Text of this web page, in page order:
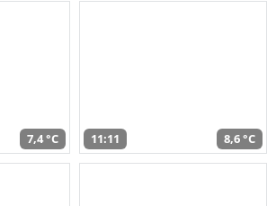
7,4 °C 11:11 8,6 °C